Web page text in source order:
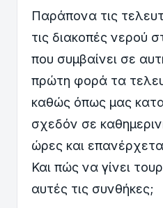
Παράπονα τις
τις διακοπές νερού
που συμβαίνει σε
πρώτη φορά τα
καθώς όπως μας
σχεδόν σε
ώρες και
Και πώς να γίνει
αυτές τις συνθήκες;